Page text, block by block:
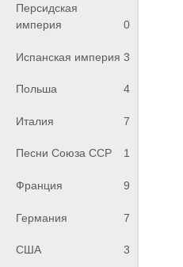
Персидская
империя
0
Испанская империя 3
Польша 4
Италия 7
Песни Союза ССР 1
Франция 9
Германия 7
США 3